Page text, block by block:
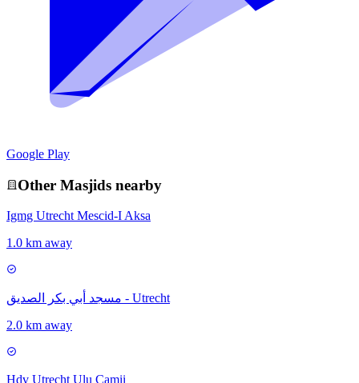
Google Play
Other Masjids nearby
Igmg Utrecht Mescid-I Aksa
1.0 km away
مسجد أبي بكر الصديق - Utrecht
2.0 km away
Hdv Utrecht Ulu Camii